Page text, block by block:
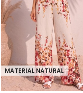
MATERIAL NATURAL